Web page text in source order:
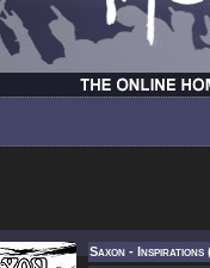
Saxon - Inspirations